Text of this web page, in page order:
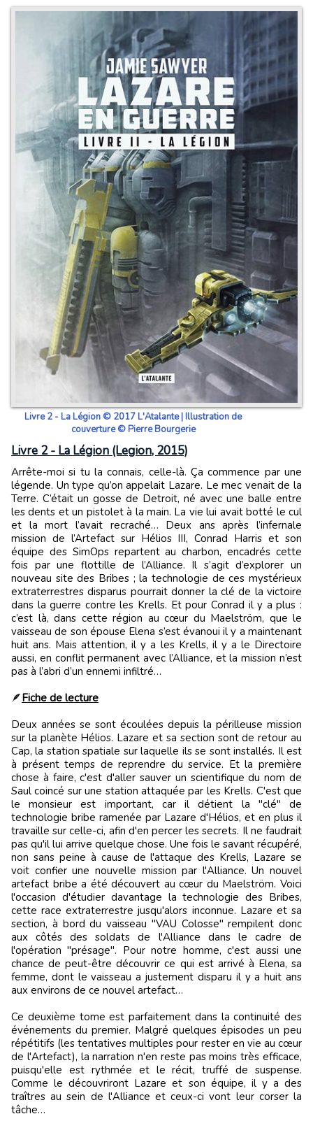
Livre 2 - La Légion © 2017 L'Atalante | Illustration de
couverture © Pierre Bourgerie
Livre 2 - La Légion (Legion, 2015)
Arrête-moi si tu la connais, celle-là. Ça commence par une
légende. Un type qu’on appelait Lazare. Le mec venait de la
Terre. C’était un gosse de Detroit, né avec une balle entre
les dents et un pistolet à la main. La vie lui avait botté le cul
et la mort l’avait recraché… Deux ans après l’infernale
mission de l’Artefact sur Hélios III, Conrad Harris et son
équipe des SimOps repartent au charbon, encadrés cette
fois par une flottille de l’Alliance. Il s’agit d’explorer un
nouveau site des Bribes ; la technologie de ces mystérieux
extraterrestres disparus pourrait donner la clé de la victoire
dans la guerre contre les Krells. Et pour Conrad il y a plus :
c’est là, dans cette région au cœur du Maelström, que le
vaisseau de son épouse Elena s’est évanoui il y a maintenant
huit ans. Mais attention, il y a les Krells, il y a le Directoire
aussi, en conflit permanent avec l’Alliance, et la mission n’est
pas à l’abri d’un ennemi infiltré…
🪶Fiche de lecture
Deux années se sont écoulées depuis la périlleuse mission
sur la planète Hélios. Lazare et sa section sont de retour au
Cap, la station spatiale sur laquelle ils se sont installés. Il est
à présent temps de reprendre du service. Et la première
chose à faire, c'est d'aller sauver un scientifique du nom de
Saul coincé sur une station attaquée par les Krells. C'est que
le monsieur est important, car il détient la "clé" de
technologie bribe ramenée par Lazare d'Hélios, et en plus il
travaille sur celle-ci, afin d'en percer les secrets. Il ne faudrait
pas qu'il lui arrive quelque chose. Une fois le savant récupéré,
non sans peine à cause de l'attaque des Krells, Lazare se
voit confier une nouvelle mission par l'Alliance. Un nouvel
artefact bribe a été découvert au cœur du Maelström. Voici
l'occasion d'étudier davantage la technologie des Bribes,
cette race extraterrestre jusqu'alors inconnue. Lazare et sa
section, à bord du vaisseau "VAU Colosse" rempilent donc
aux côtés des soldats de l'Alliance dans le cadre de
l'opération "présage". Pour notre homme, c'est aussi une
chance de peut-être découvrir ce qui est arrivé à Elena, sa
femme, dont le vaisseau a justement disparu il y a huit ans
aux environs de ce nouvel artefact…
Ce deuxième tome est parfaitement dans la continuité des
événements du premier. Malgré quelques épisodes un peu
répétitifs (les tentatives multiples pour rester en vie au cœur
de l'Artefact), la narration n'en reste pas moins très efficace,
puisqu'elle est rythmée et le récit, truffé de suspense.
Comme le découvriront Lazare et son équipe, il y a des
traîtres au sein de l'Alliance et ceux-ci vont leur corser la
tâche…